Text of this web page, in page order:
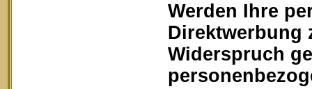
Werden Ihre
Direktwerbung
Widerspruch